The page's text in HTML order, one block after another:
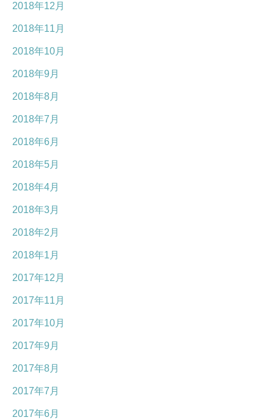
2018年12月
2018年11月
2018年10月
2018年9月
2018年8月
2018年7月
2018年6月
2018年5月
2018年4月
2018年3月
2018年2月
2018年1月
2017年12月
2017年11月
2017年10月
2017年9月
2017年8月
2017年7月
2017年6月